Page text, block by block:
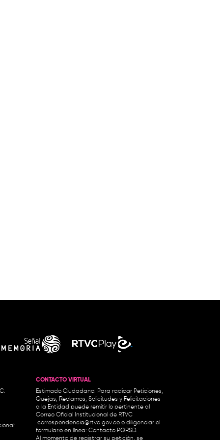
CONTACTO VIRTUAL
Estimado Ciudadano: Para radicar Peticiones,
Quejas, Reclamos, Solicitudes y Felicitaciones
a la Entidad puede remitir lo pertinente al
Correo Oficial Institucional de RTVC
correspondencia@rtvc.gov.co o diligenciar el
formulario en línea: Contacto PQRSD.
Al momento de registrar su petición, se